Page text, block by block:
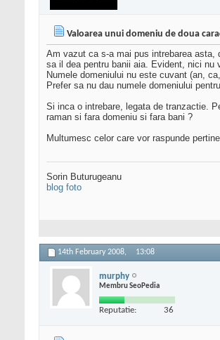
Valoarea unui domeniu de doua
Am vazut ca s-a mai pus intrebarea asta,
sa il dea pentru banii aia. Evident, nici nu
Numele domeniului nu este cuvant (an,
Prefer sa nu dau numele domeniului
Si inca o intrebare, legata de tranzactie.
raman si fara domeniu si fara bani ?
Multumesc celor care vor raspunde
Sorin Buturugeanu
blog foto
14th February 2008, 13:08
murphy
Membru SeoPedia
Reputatie: 36